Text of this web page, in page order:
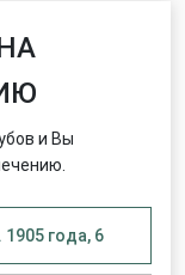
и Вы
1905 года, 6